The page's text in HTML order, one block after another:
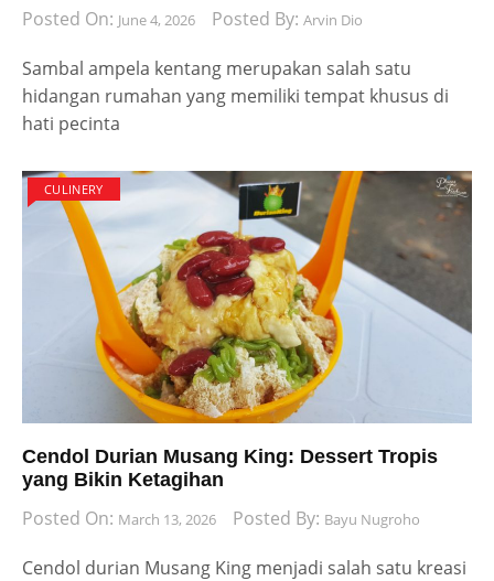
Posted On: June 4, 2026 Posted By: Arvin Dio
Sambal ampela kentang merupakan salah satu
hidangan rumahan yang memiliki tempat khusus di
hati pecinta
CULINERY
Cendol Durian Musang King: Dessert Tropis
yang Bikin Ketagihan
Posted On: March 13, 2026 Posted By: Bayu Nugroho
Cendol durian Musang King menjadi salah satu kreasi